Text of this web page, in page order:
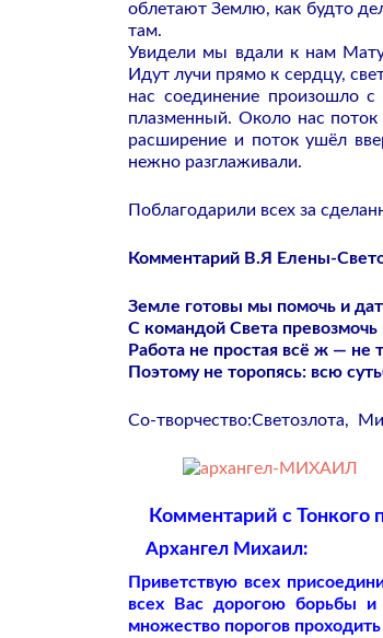
облетают Землю, как будто
там.
Увидели мы вдали к нам
Идут лучи прямо к сердцу,
нас соединение произошло
плазменный. Около нас поток
расширение и поток ушёл
нежно разглаживали.
Поблагодарили всех за
Комментарий В.Я Елены-
Земле готовы мы помочь и
С командой Света превозмочь
Работа не простая всё ж — не
Поэтому не торопясь: всю
Со-творчество:Светозлота,
Комментарий с Тонкого
Архангел Михаил:
Приветствую всех
всех Вас дорогою борьбы и
множество порогов